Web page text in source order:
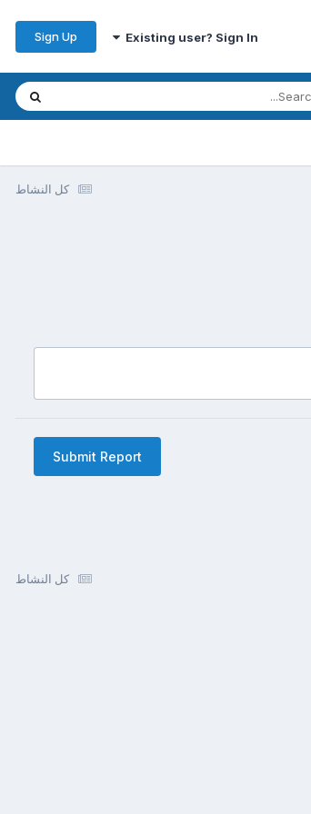
Existing user? Sign In
Sign Up
كل النشاط
Submit Report
كل النشاط